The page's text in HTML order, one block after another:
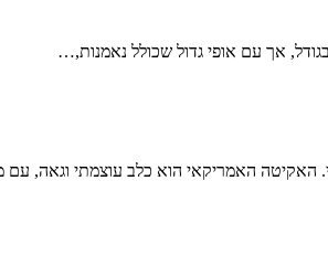
אך עם אופי גדול שכולל נאמנות,…